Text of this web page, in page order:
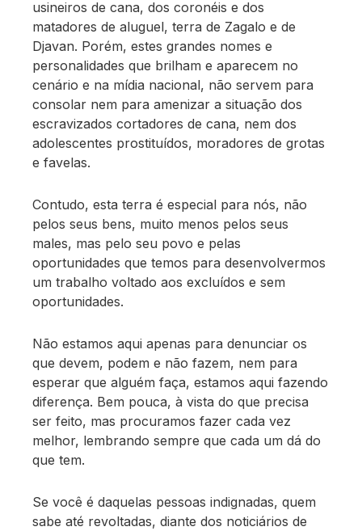
usineiros de cana, dos coronéis e dos
matadores de aluguel, terra de Zagalo e de
Djavan. Porém, estes grandes nomes e
personalidades que brilham e aparecem no
cenário e na mídia nacional, não servem para
consolar nem para amenizar a situação dos
escravizados cortadores de cana, nem dos
adolescentes prostituídos, moradores de grotas
e favelas.
Contudo, esta terra é especial para nós, não
pelos seus bens, muito menos pelos seus
males, mas pelo seu povo e pelas
oportunidades que temos para desenvolvermos
um trabalho voltado aos excluídos e sem
oportunidades.
Não estamos aqui apenas para denunciar os
que devem, podem e não fazem, nem para
esperar que alguém faça, estamos aqui fazendo
diferença. Bem pouca, à vista do que precisa
ser feito, mas procuramos fazer cada vez
melhor, lembrando sempre que cada um dá do
que tem.
Se você é daquelas pessoas indignadas, quem
sabe até revoltadas, diante dos noticiários de